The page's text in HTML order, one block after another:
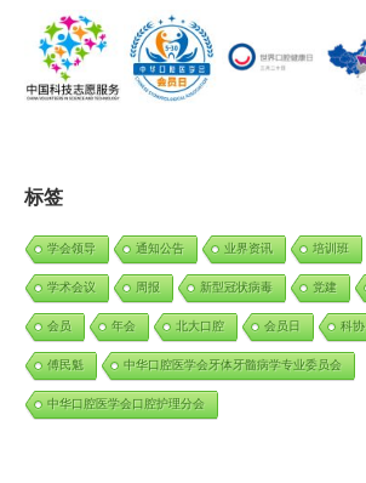
标签
学会领导 通知公告 业界资讯 培训班
学术会议 周报 新型冠状病毒 党建
会员 年会 北大口腔 会员日 科协
傅民魁 中华口腔医学会牙体牙髓病学专业委员会
中华口腔医学会口腔护理分会